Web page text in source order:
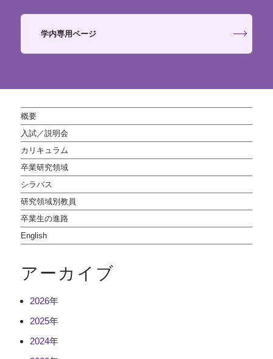
学内専用ページ
概要
入試／説明会
カリキュラム
卒業研究領域
シラバス
研究領域別教員
卒業生の進路
English
アーカイブ
2026年
2025年
2024年